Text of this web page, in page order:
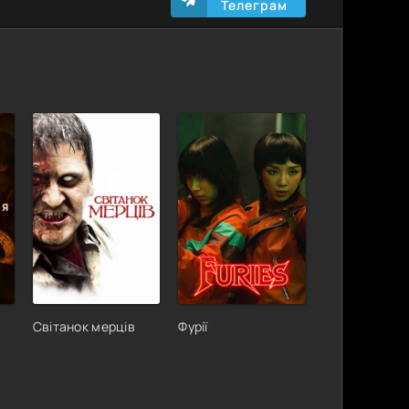
Телеграм
Світанок мерців Фурії